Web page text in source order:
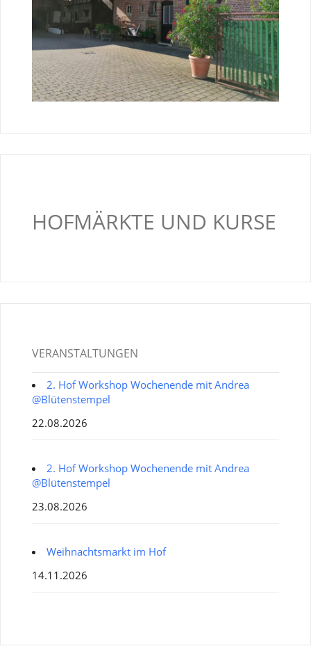
HOFMÄRKTE UND KURSE
VERANSTALTUNGEN
2. Hof Workshop Wochenende mit Andrea
@Blütenstempel
22.08.2026
2. Hof Workshop Wochenende mit Andrea
@Blütenstempel
23.08.2026
Weihnachtsmarkt im Hof
14.11.2026